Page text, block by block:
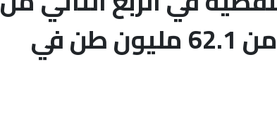
هذا العام بنسبة 3% إلى 60.9 مليون طن، من 62.1 مليون طن في